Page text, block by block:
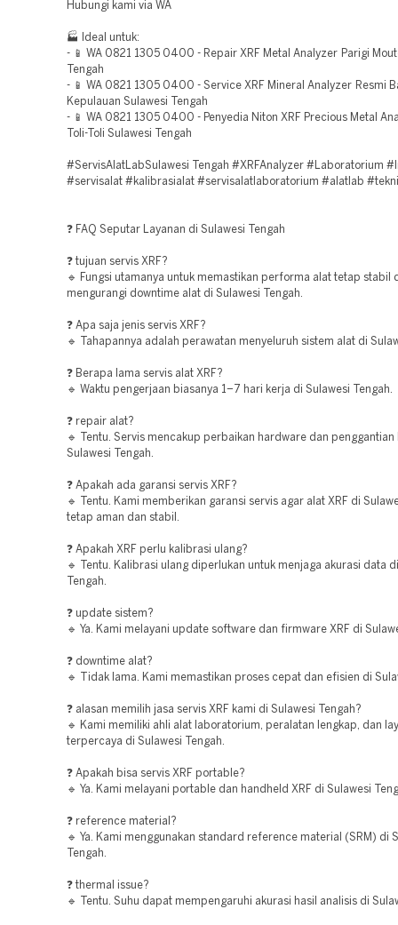
Hubungi kami via WA
🏭 Ideal untuk:
- 📱 WA 0821 1305 0400 - Repair XRF Metal Analyzer Parigi
Tengah
- 📱 WA 0821 1305 0400 - Service XRF Mineral Analyzer Resmi
Kepulauan Sulawesi Tengah
- 📱 WA 0821 1305 0400 - Penyedia Niton XRF Precious Metal
Toli-Toli Sulawesi Tengah
#ServisAlatLabSulawesi Tengah #XRFAnalyzer #Laboratorium
#servisalat #kalibrasialat #servisalatlaboratorium #alatlab
❓ FAQ Seputar Layanan di Sulawesi Tengah
❓ tujuan servis XRF?
🔹 Fungsi utamanya untuk memastikan performa alat tetap stabil
mengurangi downtime alat di Sulawesi Tengah.
❓ Apa saja jenis servis XRF?
🔹 Tahapannya adalah perawatan menyeluruh sistem alat di
❓ Berapa lama servis alat XRF?
🔹 Waktu pengerjaan biasanya 1–7 hari kerja di Sulawesi Tengah.
❓ repair alat?
🔹 Tentu. Servis mencakup perbaikan hardware dan penggantian
Sulawesi Tengah.
❓ Apakah ada garansi servis XRF?
🔹 Tentu. Kami memberikan garansi servis agar alat XRF di
tetap aman dan stabil.
❓ Apakah XRF perlu kalibrasi ulang?
🔹 Tentu. Kalibrasi ulang diperlukan untuk menjaga akurasi data
Tengah.
❓ update sistem?
🔹 Ya. Kami melayani update software dan firmware XRF di
❓ downtime alat?
🔹 Tidak lama. Kami memastikan proses cepat dan efisien di
❓ alasan memilih jasa servis XRF kami di Sulawesi Tengah?
🔹 Kami memiliki ahli alat laboratorium, peralatan lengkap, dan
terpercaya di Sulawesi Tengah.
❓ Apakah bisa servis XRF portable?
🔹 Ya. Kami melayani portable dan handheld XRF di Sulawesi
❓ reference material?
🔹 Ya. Kami menggunakan standard reference material (SRM) di
Tengah.
❓ thermal issue?
🔹 Tentu. Suhu dapat mempengaruhi akurasi hasil analisis di